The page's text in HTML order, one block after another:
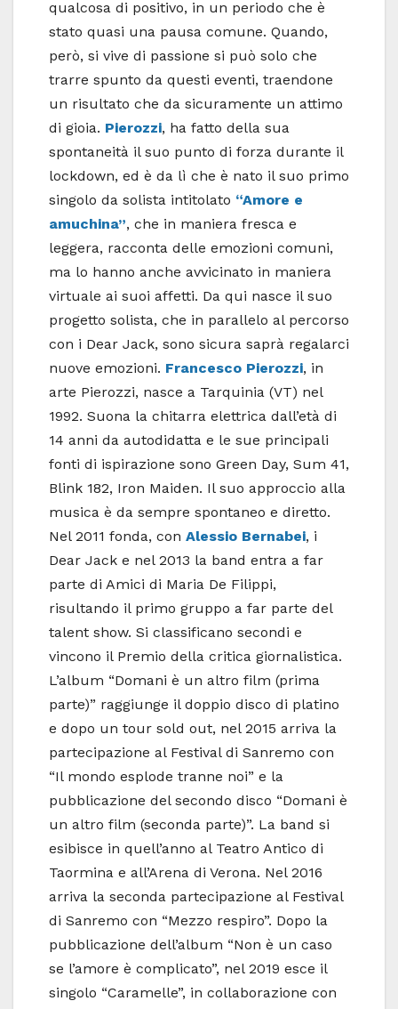
qualcosa di positivo, in un periodo che è
stato quasi una pausa comune. Quando,
però, si vive di passione si può solo che
trarre spunto da questi eventi, traendone
un risultato che da sicuramente un attimo
di gioia. Pierozzi, ha fatto della sua
spontaneità il suo punto di forza durante il
lockdown, ed è da lì che è nato il suo primo
singolo da solista intitolato “Amore e
amuchina”, che in maniera fresca e
leggera, racconta delle emozioni comuni,
ma lo hanno anche avvicinato in maniera
virtuale ai suoi affetti. Da qui nasce il suo
progetto solista, che in parallelo al percorso
con i Dear Jack, sono sicura saprà regalarci
nuove emozioni. Francesco Pierozzi, in
arte Pierozzi, nasce a Tarquinia (VT) nel
1992. Suona la chitarra elettrica dall’età di
14 anni da autodidatta e le sue principali
fonti di ispirazione sono Green Day, Sum 41,
Blink 182, Iron Maiden. Il suo approccio alla
musica è da sempre spontaneo e diretto.
Nel 2011 fonda, con Alessio Bernabei, i
Dear Jack e nel 2013 la band entra a far
parte di Amici di Maria De Filippi,
risultando il primo gruppo a far parte del
talent show. Si classificano secondi e
vincono il Premio della critica giornalistica.
L’album “Domani è un altro film (prima
parte)” raggiunge il doppio disco di platino
e dopo un tour sold out, nel 2015 arriva la
partecipazione al Festival di Sanremo con
“Il mondo esplode tranne noi” e la
pubblicazione del secondo disco “Domani è
un altro film (seconda parte)”. La band si
esibisce in quell’anno al Teatro Antico di
Taormina e all’Arena di Verona. Nel 2016
arriva la seconda partecipazione al Festival
di Sanremo con “Mezzo respiro”. Dopo la
pubblicazione dell’album “Non è un caso
se l’amore è complicato”, nel 2019 esce il
singolo “Caramelle”, in collaborazione con